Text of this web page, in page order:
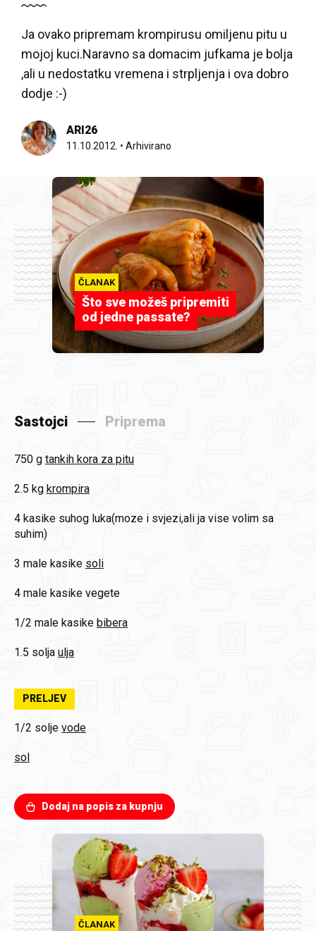
Ja ovako pripremam krompirusu omiljenu pitu u
mojoj kuci.Naravno sa domacim jufkama je bolja
,ali u nedostatku vremena i strpljenja i ova dobro
dodje :-)
ARI26
11.10.2012. • Arhivirano
ČLANAK
Što sve možeš pripremiti
od jedne passate?
Sastojci Priprema
750 g tankih kora za pitu
2.5 kg krompira
4 kasike suhog luka(moze i svjezi,ali ja vise volim sa
suhim)
3 male kasike soli
4 male kasike vegete
1/2 male kasike bibera
1.5 solja ulja
PRELJEV
1/2 solje vode
sol
Dodaj na popis za kupnju
ČLANAK